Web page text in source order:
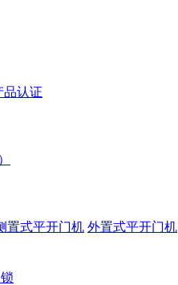
品认证
置式平开门机 外置式平开门机